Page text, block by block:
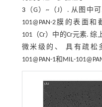
3（G）~（J）. 从图中可
101@PAN-2膜的表面
101（Cr）中的Cr元素.
微米级的、 具有疏松
101@PAN-1和MIL-